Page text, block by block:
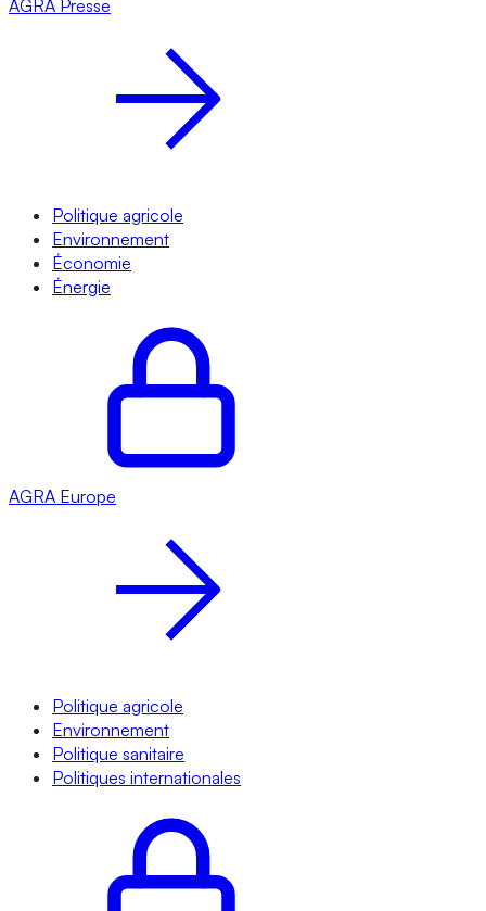
AGRA Presse
Politique agricole
Environnement
Économie
Énergie
AGRA Europe
Politique agricole
Environnement
Politique sanitaire
Politiques internationales